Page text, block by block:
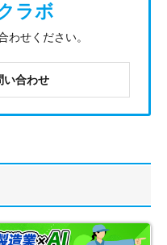
ラボ
わせください。
い合わせ